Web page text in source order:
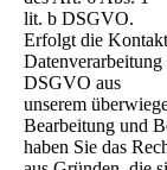
lit. b DSGVO.
Erfolgt die
DSGVO aus
unserem
Bearbeitung und
haben Sie das